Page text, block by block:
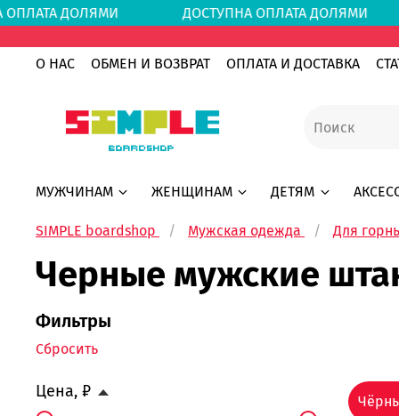
ОПЛАТА ДОЛЯМИ ДОСТУПНА ОПЛАТА
О НАС
ОБМЕН И ВОЗВРАТ ОПЛАТА И ДОСТАВКА
МУЖЧИНАМ ЖЕНЩИНАМ ДЕТЯМ
SIMPLE boardshop Мужская одежда Для
Черные мужские
Фильтры
Сбросить
Цена, ₽